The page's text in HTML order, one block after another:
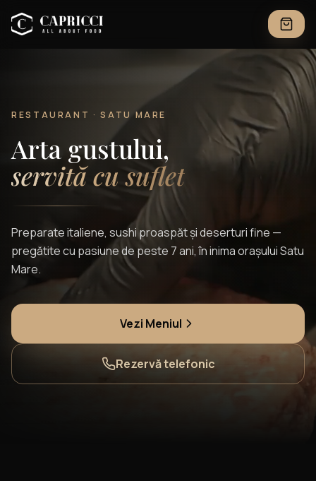
RESTAURANT · SATU MARE
Arta gustului,
servită cu suflet
Preparate italiene, sushi proaspăt și deserturi fine —
pregătite cu pasiune de peste 7 ani, în inima orașului Satu
Mare.
Vezi Meniul
Rezervă telefonic